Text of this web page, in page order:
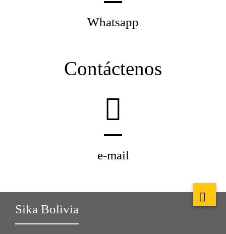
Whatsapp
Contáctenos
e-mail
Sika Bolivia